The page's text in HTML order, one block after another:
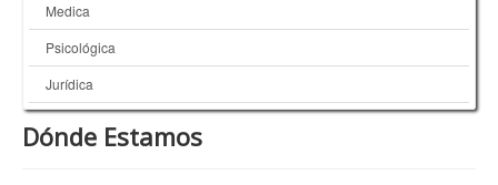
Medica
Psicológica
Jurídica
Dónde Estamos